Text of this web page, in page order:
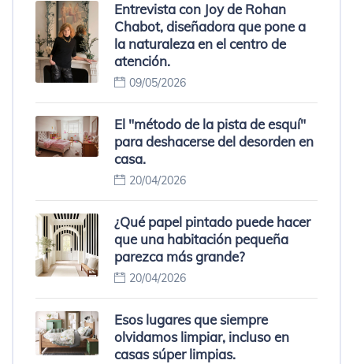
Entrevista con Joy de Rohan
Chabot, diseñadora que pone a
la naturaleza en el centro de
atención.
09/05/2026
El "método de la pista de esquí"
para deshacerse del desorden en
casa.
20/04/2026
¿Qué papel pintado puede hacer
que una habitación pequeña
parezca más grande?
20/04/2026
Esos lugares que siempre
olvidamos limpiar, incluso en
casas súper limpias.